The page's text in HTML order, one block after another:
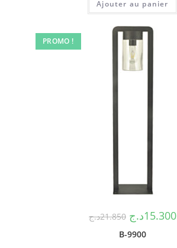
Ajouter au panier
PROMO !
21.850د.ج 15.300د.ج
B-9900